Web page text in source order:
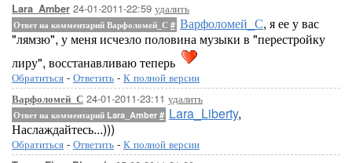
Lara_Amber 24-01-2011-22:59 удалить
Ответ на комментарий Варфоломей_С # Варфоломей_С, я ее у вас
"лямзю", у меня исчезло половина музыки в "перестройку
лиру", восстанавливаю теперь
Обратиться - Ответить - К полной версии
Варфоломей_С 24-01-2011-23:11 удалить
Ответ на комментарий Lara_Amber # Lara_Liberty,
Наслаждайтесь...)))
Обратиться - Ответить - К полной версии